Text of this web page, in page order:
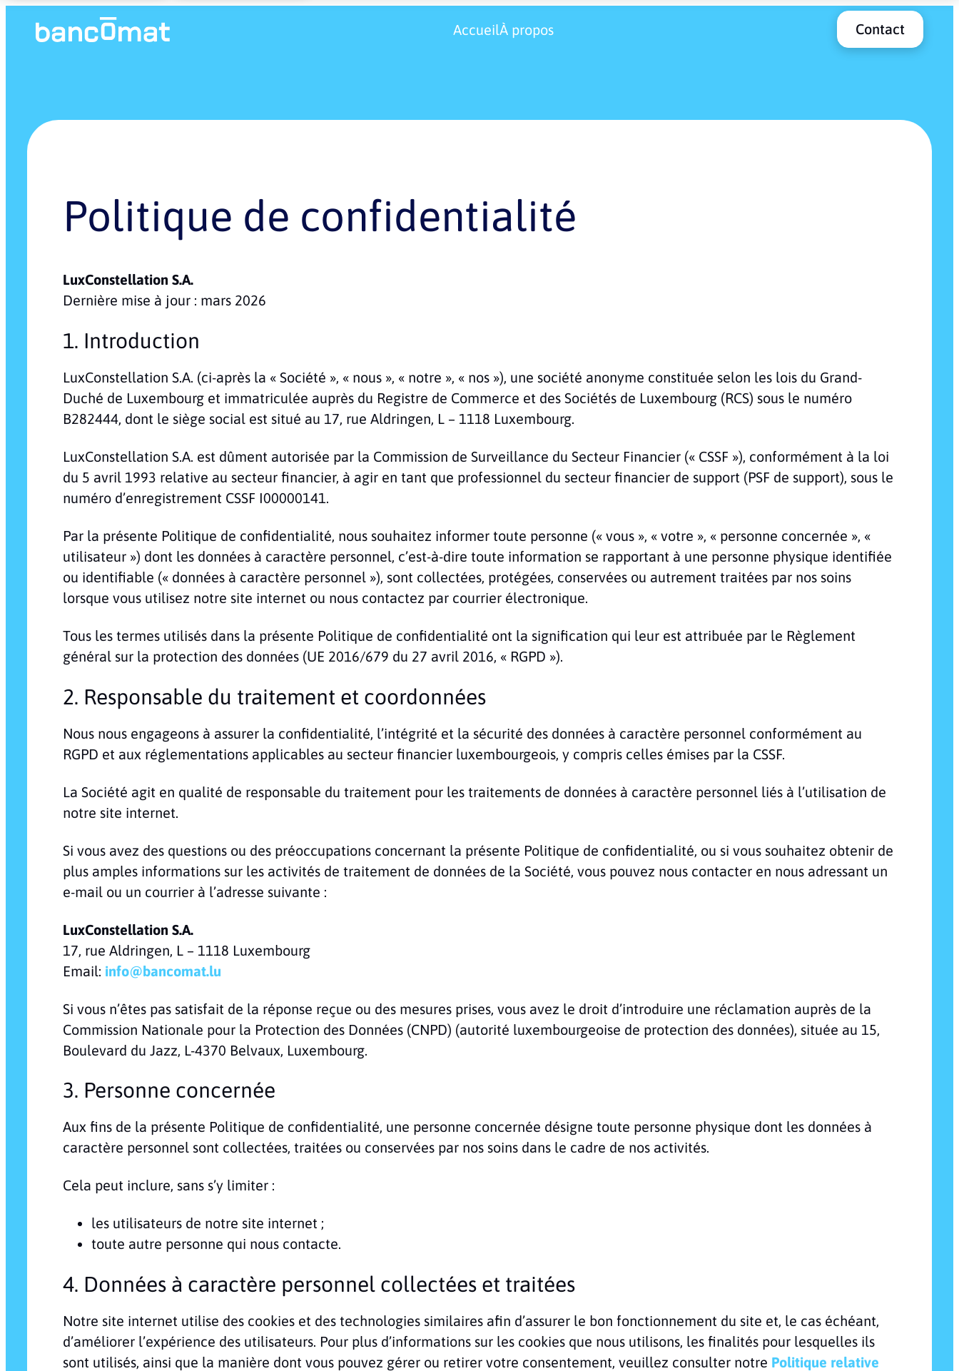
AccueilÀ propos Contact
Politique de confidentialité
LuxConstellation S.A.
Dernière mise à jour : mars 2026
1. Introduction
LuxConstellation S.A. (ci-après la « Société », « nous », « notre », « nos »), une société anonyme constituée selon les lois du Grand-
Duché de Luxembourg et immatriculée auprès du Registre de Commerce et des Sociétés de Luxembourg (RCS) sous le numéro
B282444, dont le siège social est situé au 17, rue Aldringen, L – 1118 Luxembourg.
LuxConstellation S.A. est dûment autorisée par la Commission de Surveillance du Secteur Financier (« CSSF »), conformément à la loi
du 5 avril 1993 relative au secteur financier, à agir en tant que professionnel du secteur financier de support (PSF de support), sous le
numéro d’enregistrement CSSF I00000141.
Par la présente Politique de confidentialité, nous souhaitez informer toute personne (« vous », « votre », « personne concernée », «
utilisateur ») dont les données à caractère personnel, c’est-à-dire toute information se rapportant à une personne physique identifiée
ou identifiable (« données à caractère personnel »), sont collectées, protégées, conservées ou autrement traitées par nos soins
lorsque vous utilisez notre site internet ou nous contactez par courrier électronique.
Tous les termes utilisés dans la présente Politique de confidentialité ont la signification qui leur est attribuée par le Règlement
général sur la protection des données (UE 2016/679 du 27 avril 2016, « RGPD »).
2. Responsable du traitement et coordonnées
Nous nous engageons à assurer la confidentialité, l’intégrité et la sécurité des données à caractère personnel conformément au
RGPD et aux réglementations applicables au secteur financier luxembourgeois, y compris celles émises par la CSSF.
La Société agit en qualité de responsable du traitement pour les traitements de données à caractère personnel liés à l’utilisation de
notre site internet.
Si vous avez des questions ou des préoccupations concernant la présente Politique de confidentialité, ou si vous souhaitez obtenir de
plus amples informations sur les activités de traitement de données de la Société, vous pouvez nous contacter en nous adressant un
e-mail ou un courrier à l’adresse suivante :
LuxConstellation S.A.
17, rue Aldringen, L – 1118 Luxembourg
Email: info@bancomat.lu
Si vous n’êtes pas satisfait de la réponse reçue ou des mesures prises, vous avez le droit d’introduire une réclamation auprès de la
Commission Nationale pour la Protection des Données (CNPD) (autorité luxembourgeoise de protection des données), située au 15,
Boulevard du Jazz, L-4370 Belvaux, Luxembourg.
3. Personne concernée
Aux fins de la présente Politique de confidentialité, une personne concernée désigne toute personne physique dont les données à
caractère personnel sont collectées, traitées ou conservées par nos soins dans le cadre de nos activités.
Cela peut inclure, sans s’y limiter :
les utilisateurs de notre site internet ;
toute autre personne qui nous contacte.
4. Données à caractère personnel collectées et traitées
Notre site internet utilise des cookies et des technologies similaires afin d’assurer le bon fonctionnement du site et, le cas échéant,
d’améliorer l’expérience des utilisateurs. Pour plus d’informations sur les cookies que nous utilisons, les finalités pour lesquelles ils
sont utilisés, ainsi que la manière dont vous pouvez gérer ou retirer votre consentement, veuillez consulter notre Politique relative